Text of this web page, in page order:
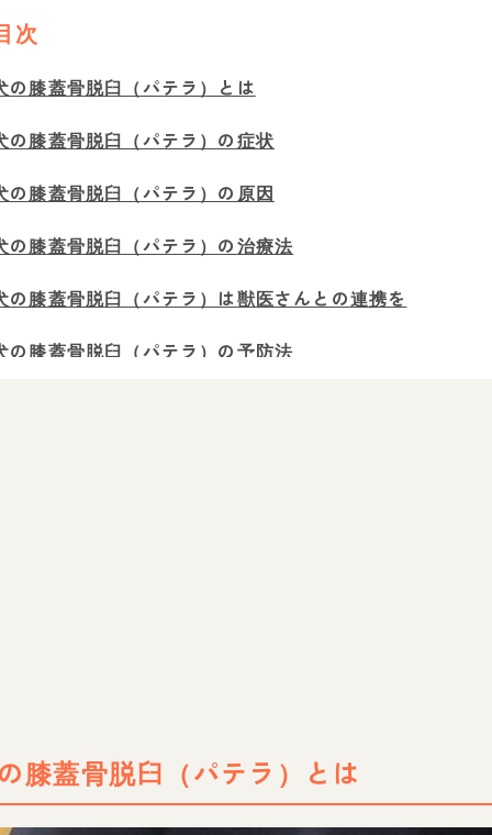
次
の膝蓋骨脱臼（パテラ）とは
の膝蓋骨脱臼（パテラ）の症状
の膝蓋骨脱臼（パテラ）の原因
の膝蓋骨脱臼（パテラ）の治療法
の膝蓋骨脱臼（パテラ）は獣医さんとの連携を
の膝蓋骨脱臼（パテラ）の予防法
膝蓋骨脱臼（パテラ）とは